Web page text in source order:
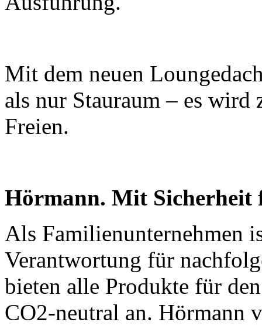
Mit dem neuen
als nur Stauraum – es wird
Freien.
Hörmann. Mit Sicherheit
Als Familienunternehmen
Verantwortung für
bieten alle Produkte für
CO2-neutral an. Hörmann